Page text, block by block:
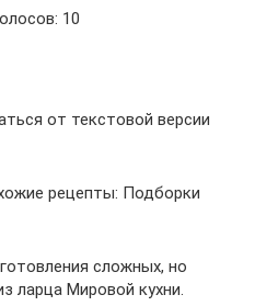
10
от текстовой версии
рецепты: Подборки
сложных, но
ларца Мировой кухни.